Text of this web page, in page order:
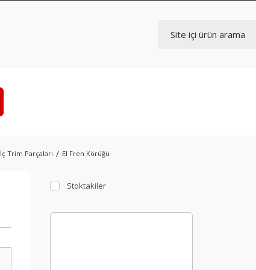
İç Trim Parçaları El Fren Körüğü
Stoktakiler